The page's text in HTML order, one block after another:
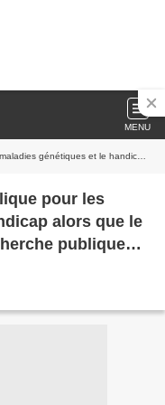
MENU
gouvernement asservit la recherche publique aux industriels !
pour les
alors que le
publique